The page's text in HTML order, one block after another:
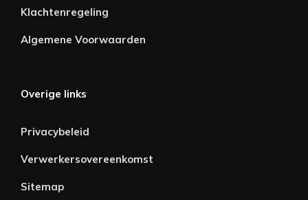
Klachtenregeling
Algemene Voorwaarden
Overige links
Privacybeleid
Verwerkersovereenkomst
Sitemap